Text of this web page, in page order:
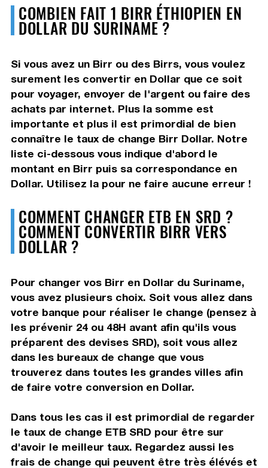
COMBIEN FAIT 1 BIRR ÉTHIOPIEN EN
DOLLAR DU SURINAME ?
Si vous avez un Birr ou des Birrs, vous voulez
surement les convertir en Dollar que ce soit
pour voyager, envoyer de l'argent ou faire des
achats par internet. Plus la somme est
importante et plus il est primordial de bien
connaître le taux de change Birr Dollar. Notre
liste ci-dessous vous indique d'abord le
montant en Birr puis sa correspondance en
Dollar. Utilisez la pour ne faire aucune erreur !
COMMENT CHANGER ETB EN SRD ?
COMMENT CONVERTIR BIRR VERS
DOLLAR ?
Pour changer vos Birr en Dollar du Suriname,
vous avez plusieurs choix. Soit vous allez dans
votre banque pour réaliser le change (pensez à
les prévenir 24 ou 48H avant afin qu'ils vous
préparent des devises SRD), soit vous allez
dans les bureaux de change que vous
trouverez dans toutes les grandes villes afin
de faire votre conversion en Dollar.
Dans tous les cas il est primordial de regarder
le taux de change ETB SRD pour être sur
d'avoir le meilleur taux. Regardez aussi les
frais de change qui peuvent être très élévés et